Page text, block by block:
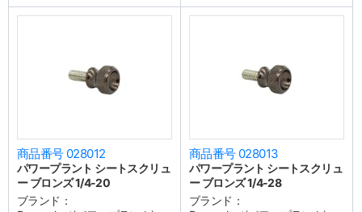
商品番号 028012
パワープラント シートスクリュ
ー ブロンズ 1/4-20
ブランド：
商品番号 028013
パワープラント シートスクリュ
ー ブロンズ 1/4-28
ブランド：